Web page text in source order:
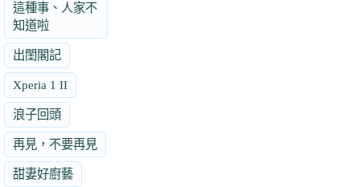
這種事、人家不
知道啦
出閨閣記
Xperia 1 II
浪子回頭
再見，不要再見
甜妻好廚藝